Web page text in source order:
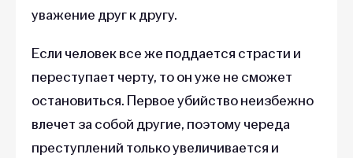
уважение друг к другу.
Если человек все же поддается страсти и
переступает черту, то он уже не сможет
остановиться. Первое убийство неизбежно
влечет за собой другие, поэтому череда
преступлений только увеличивается и